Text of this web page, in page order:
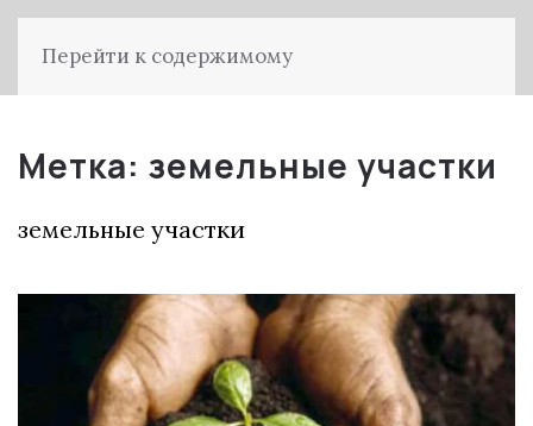
Перейти к содержимому
Метка: земельные участки
земельные участки